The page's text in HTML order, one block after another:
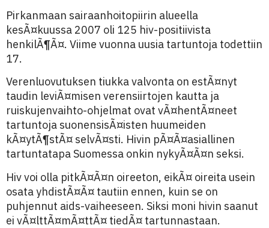
Pirkanmaan sairaanhoitopiirin alueella
kesÃ¤kuussa 2007 oli 125 hiv-positiivista
henkilÃ¶Ã¤. Viime vuonna uusia tartuntoja todettiin
17.
Verenluovutuksen tiukka valvonta on estÃ¤nyt
taudin leviÃ¤misen verensiirtojen kautta ja
ruiskujenvaihto-ohjelmat ovat vÃ¤hentÃ¤neet
tartuntoja suonensisÃ¤isten huumeiden
kÃ¤ytÃ¶stÃ¤ selvÃ¤sti. Hivin pÃ¤Ã¤asiallinen
tartuntatapa Suomessa onkin nykyÃ¤Ã¤n seksi.
Hiv voi olla pitkÃ¤Ã¤n oireeton, eikÃ¤ oireita usein
osata yhdistÃ¤Ã¤ tautiin ennen, kuin se on
puhjennut aids-vaiheeseen. Siksi moni hivin saanut
ei vÃ¤lttÃ¤mÃ¤ttÃ¤ tiedÃ¤ tartunnastaan.